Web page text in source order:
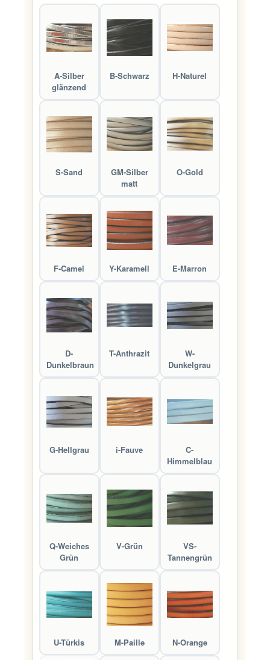
A-Silber
glänzend
B-Schwarz H-Naturel
S-Sand
GM-Silber
matt
O-Gold
F-Camel Y-Karamell E-Marron
D-
Dunkelbraun
T-Anthrazit
W-
Dunkelgrau
G-Hellgrau i-Fauve
C-
Himmelblau
Q-Weiches
Grün
V-Grün
VS-
Tannengrün
U-Türkis M-Paille N-Orange